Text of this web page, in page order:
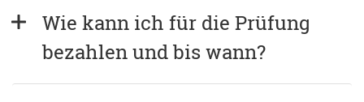
Wie kann ich für die Prüfung
bezahlen und bis wann?